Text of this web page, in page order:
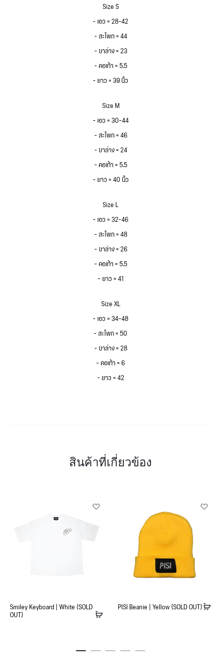
Size S
– เอว = 28-42
– สะโพก = 44
– ขาล่าง = 23
– คอเท้า = 5.5
– ยาว = 39 นิ้ว
Size M
– เอว = 30-44
– สะโพก = 46
– ขาล่าง = 24
– คอเท้า = 5.5
– ยาว = 40 นิ้ว
Size L
– เอว = 32-46
– สะโพก = 48
– ขาล่าง = 26
– คอเท้า = 5.5
– ยาว = 41
Size XL
– เอว = 34-48
– สะโพก = 50
– ขาล่าง = 28
– คอเท้า = 6
– ยาว = 42
สินค้าที่เกี่ยวข้อง
Smiley Keyboard | White (SOLD
OUT)
PISI Beanie | Yellow (SOLD OUT)